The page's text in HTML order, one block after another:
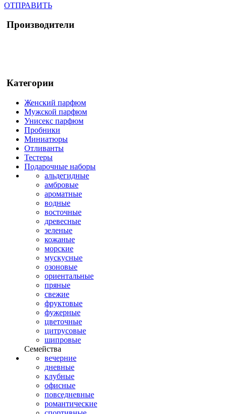
ОТПРАВИТЬ
Производители
Категории
Женский парфюм
Мужской парфюм
Унисекс парфюм
Пробники
Миниатюры
Отливанты
Тестеры
Подарочные наборы
альдегидные
амбровые
ароматные
водные
восточные
древесные
зеленые
кожаные
морские
мускусные
озоновые
ориентальные
пряные
свежие
фруктовые
фужерные
цветочные
цитрусовые
шипровые
Семейства
вечерние
дневные
клубные
офисные
повседневные
романтические